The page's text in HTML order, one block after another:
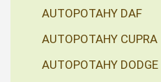
AUTOPOTAHY DAF
AUTOPOTAHY CUPRA
AUTOPOTAHY DODGE